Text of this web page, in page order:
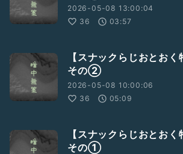
2026-05-08 13:00:04
36
03:57
【スナックらじおとおく
その②
2026-05-08 10:00:06
36
05:09
【スナックらじおとおく
その①